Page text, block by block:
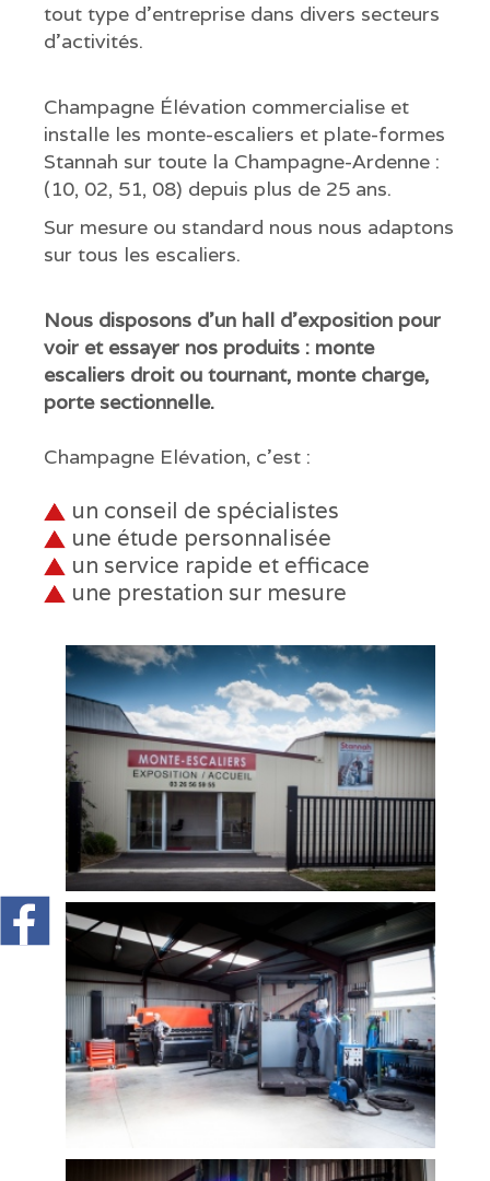
tout type d’entreprise dans divers secteurs
d’activités.
Champagne Élévation commercialise et
installe les monte-escaliers et plate-formes
Stannah sur toute la Champagne-Ardenne :
(10, 02, 51, 08) depuis plus de 25 ans.
Sur mesure ou standard nous nous adaptons
sur tous les escaliers.
Nous disposons d'un hall d'exposition pour
voir et essayer nos produits : monte
escaliers droit ou tournant, monte charge,
porte sectionnelle.
Champagne Elévation, c’est :
un conseil de spécialistes
une étude personnalisée
un service rapide et efficace
une prestation sur mesure